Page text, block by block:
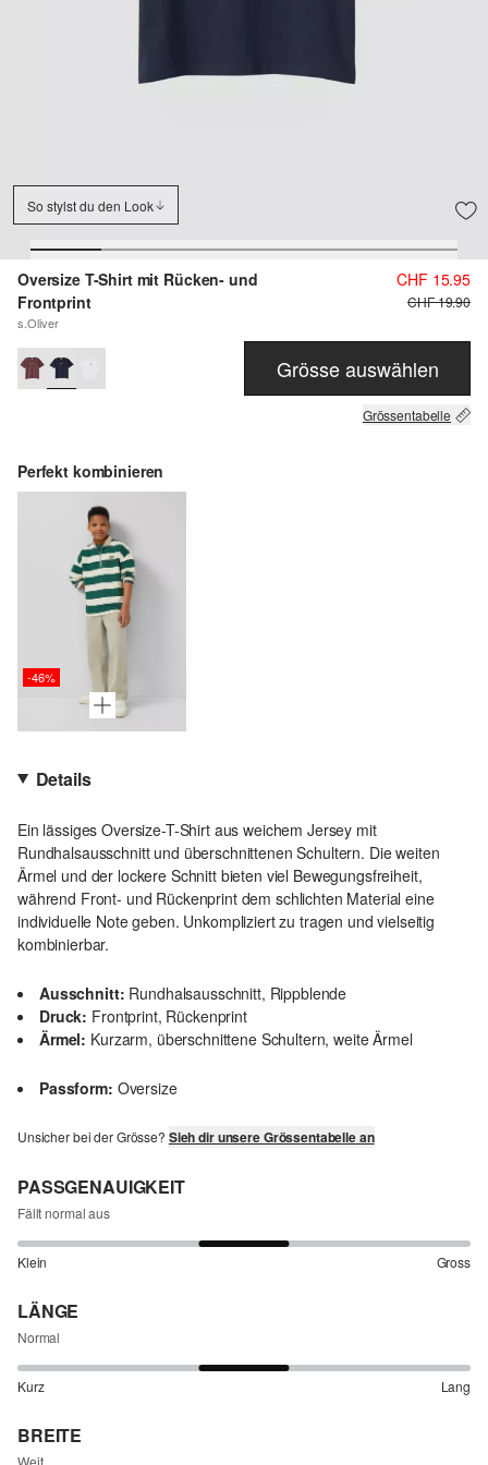
So stylst du den Look
Oversize T-Shirt mit Rücken- und
Frontprint
s.Oliver
CHF 15.95
CHF 19.90
Grösse auswählen
Grössentabelle
Perfekt kombinieren
-46%
Details
Ein lässiges Oversize-T-Shirt aus weichem Jersey mit
Rundhalsausschnitt und überschnittenen Schultern. Die weiten
Ärmel und der lockere Schnitt bieten viel Bewegungsfreiheit,
während Front- und Rückenprint dem schlichten Material eine
individuelle Note geben. Unkompliziert zu tragen und vielseitig
kombinierbar.
Ausschnitt: Rundhalsausschnitt, Rippblende
Druck: Frontprint, Rückenprint
Ärmel: Kurzarm, überschnittene Schultern, weite Ärmel
Passform: Oversize
Unsicher bei der Grösse? Sieh dir unsere Grössentabelle an
PASSGENAUIGKEIT
Fällt normal aus
Klein Gross
LÄNGE
Normal
Kurz Lang
BREITE
Weit